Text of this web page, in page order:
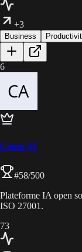
+3
Business
6
Comp AI
#58/500
Plateforme IA open
ISO 27001.
73